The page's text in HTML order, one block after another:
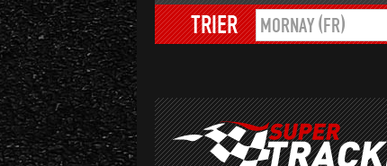
TRIER MORNAY (FR)